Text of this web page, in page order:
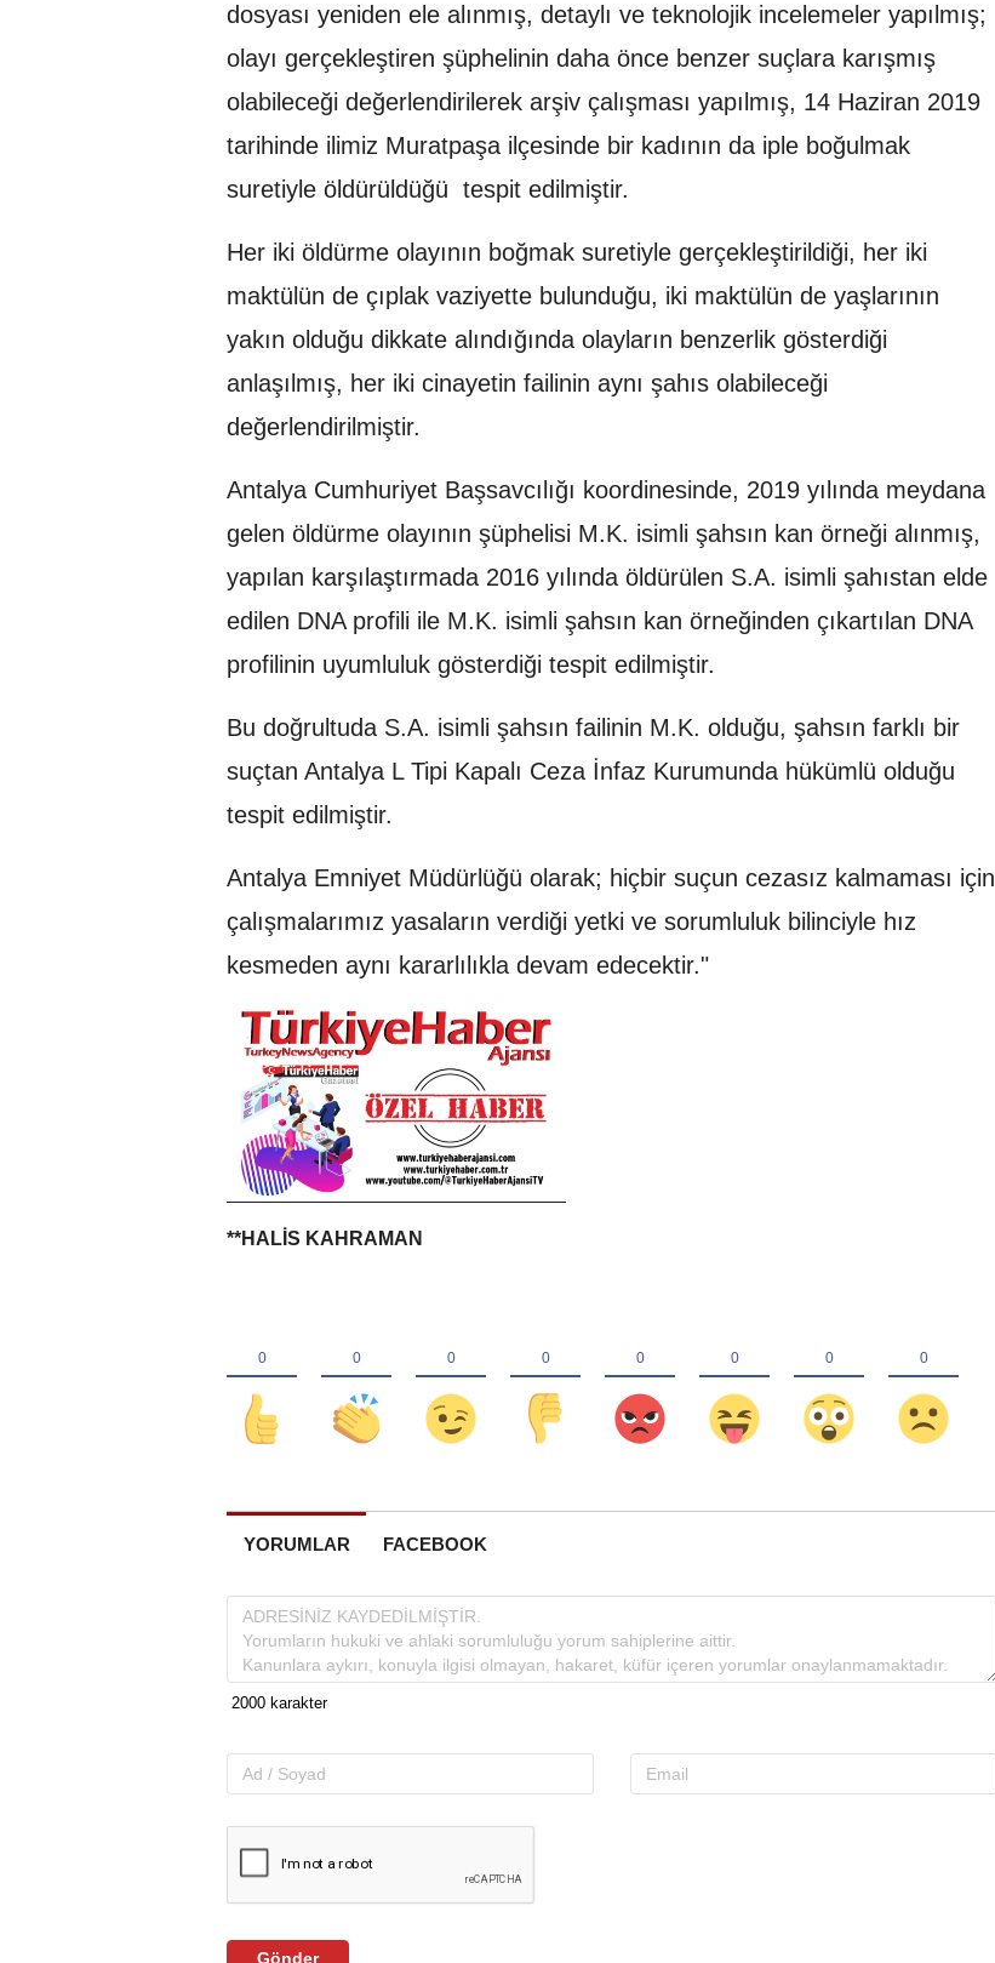
dosyası yeniden ele alınmış, detaylı ve teknolojik incelemeler yapılmış;
olayı gerçekleştiren şüphelinin daha önce benzer suçlara karışmış
olabileceği değerlendirilerek arşiv çalışması yapılmış, 14 Haziran 2019
tarihinde ilimiz Muratpaşa ilçesinde bir kadının da iple boğulmak
suretiyle öldürüldüğü tespit edilmiştir.
Her iki öldürme olayının boğmak suretiyle gerçekleştirildiği, her iki
maktülün de çıplak vaziyette bulunduğu, iki maktülün de yaşlarının
yakın olduğu dikkate alındığında olayların benzerlik gösterdiği
anlaşılmış, her iki cinayetin failinin aynı şahıs olabileceği
değerlendirilmiştir.
Antalya Cumhuriyet Başsavcılığı koordinesinde, 2019 yılında meydana
gelen öldürme olayının şüphelisi M.K. isimli şahsın kan örneği alınmış,
yapılan karşılaştırmada 2016 yılında öldürülen S.A. isimli şahıstan elde
edilen DNA profili ile M.K. isimli şahsın kan örneğinden çıkartılan DNA
profilinin uyumluluk gösterdiği tespit edilmiştir.
Bu doğrultuda S.A. isimli şahsın failinin M.K. olduğu, şahsın farklı bir
suçtan Antalya L Tipi Kapalı Ceza İnfaz Kurumunda hükümlü olduğu
tespit edilmiştir.
Antalya Emniyet Müdürlüğü olarak; hiçbir suçun cezasız kalmaması için
çalışmalarımız yasaların verdiği yetki ve sorumluluk bilinciyle hız
kesmeden aynı kararlılıkla devam edecektir."
**HALİS KAHRAMAN
YORUMLAR FACEBOOK
Gönder